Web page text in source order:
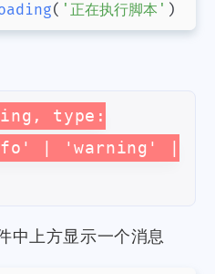
( '正在执行脚本' )
type:
| 'warning' |
中上方显示一个消息